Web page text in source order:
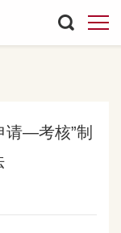
请—考核”制